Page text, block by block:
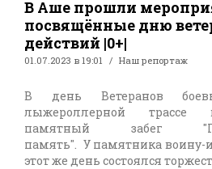
В Аше прошли
посвящённые дню
действий |0+|
01.07.2023 в 19:01 Наш репортаж
В день Ветеранов
лыжероллерной
памятный забег
память". У памятника воину-
этот же день состоялся